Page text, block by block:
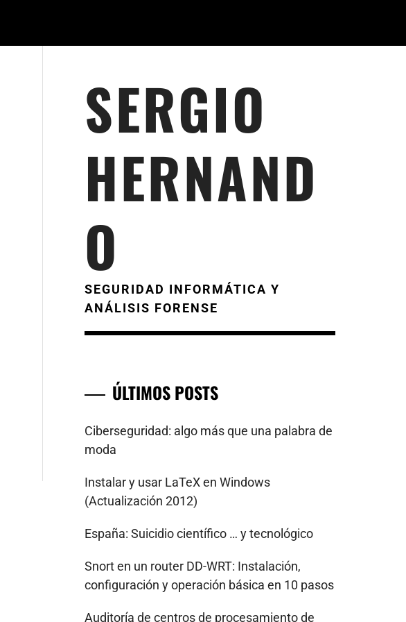
SERGIO
HERNAND
O
SEGURIDAD INFORMÁTICA Y
ANÁLISIS FORENSE
ÚLTIMOS POSTS
Ciberseguridad: algo más que una palabra de
moda
Instalar y usar LaTeX en Windows
(Actualización 2012)
España: Suicidio científico … y tecnológico
Snort en un router DD-WRT: Instalación,
configuración y operación básica en 10 pasos
Auditoría de centros de procesamiento de